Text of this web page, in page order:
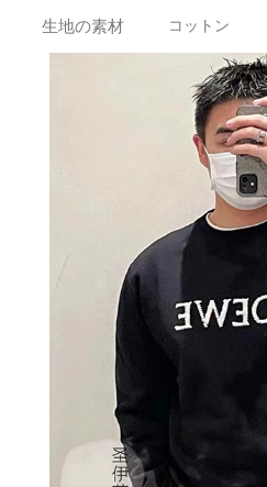
生地の素材 コットン